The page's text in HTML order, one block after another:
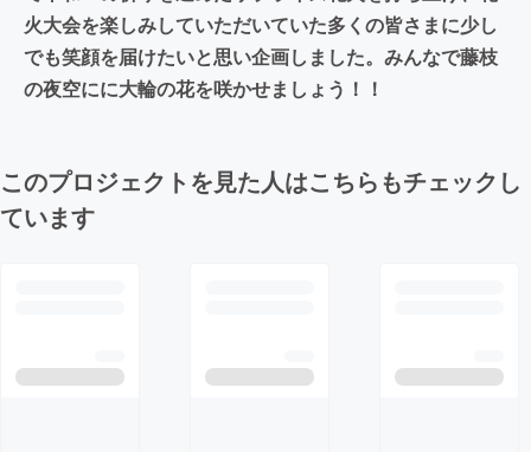
火大会を楽しみしていただいていた多くの皆さまに少し
でも笑顔を届けたいと思い企画しました。みんなで藤枝
の夜空にに大輪の花を咲かせましょう！！
このプロジェクトを見た人はこちらもチェックし
ています